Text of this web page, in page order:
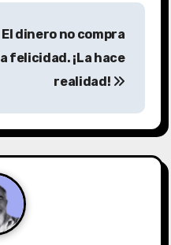
El dinero no compra
la felicidad. ¡La hace
realidad!